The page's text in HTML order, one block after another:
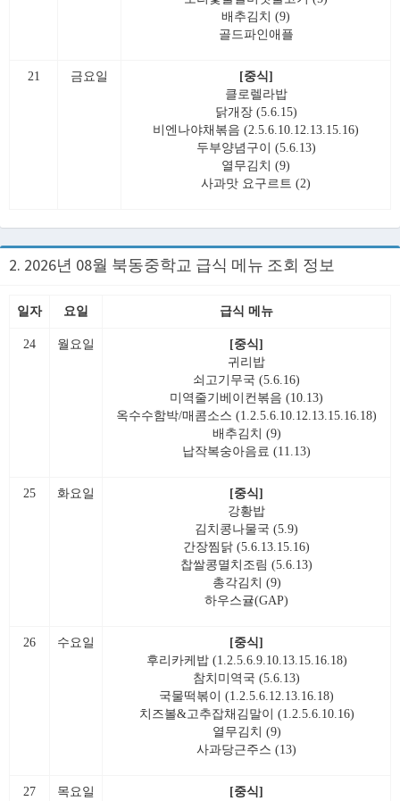
배추김치 (9)
골드파인애플
21 금요일
[중식]
클로렐라밥
닭개장 (5.6.15)
비엔나야채볶음 (2.5.6.10.12.13.15.16)
두부양념구이 (5.6.13)
열무김치 (9)
사과맛 요구르트 (2)
2. 2026년 08월 북동중학교 급식 메뉴 조회 정보
일자 요일 급식 메뉴
24 월요일
[중식]
귀리밥
쇠고기무국 (5.6.16)
미역줄기베이컨볶음 (10.13)
옥수수함박/매콤소스 (1.2.5.6.10.12.13.15.16.18)
배추김치 (9)
납작복숭아음료 (11.13)
25 화요일
[중식]
강황밥
김치콩나물국 (5.9)
간장찜닭 (5.6.13.15.16)
찹쌀콩멸치조림 (5.6.13)
총각김치 (9)
하우스귤(GAP)
26 수요일
[중식]
후리카케밥 (1.2.5.6.9.10.13.15.16.18)
참치미역국 (5.6.13)
국물떡볶이 (1.2.5.6.12.13.16.18)
치즈볼&고추잡채김말이 (1.2.5.6.10.16)
열무김치 (9)
사과당근주스 (13)
27 목요일
[중식]